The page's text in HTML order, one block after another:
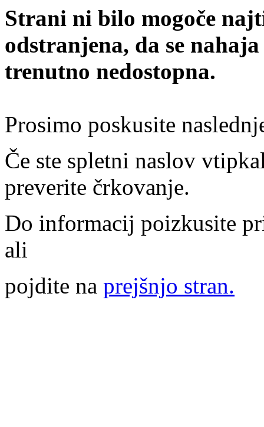
Strani ni bilo mogoče
odstranjena, da se
trenutno nedostopna.
Prosimo poskusite
Če ste spletni naslov
preverite črkovanje.
Do informacij poizkusite
ali
pojdite na prejšnjo stran.